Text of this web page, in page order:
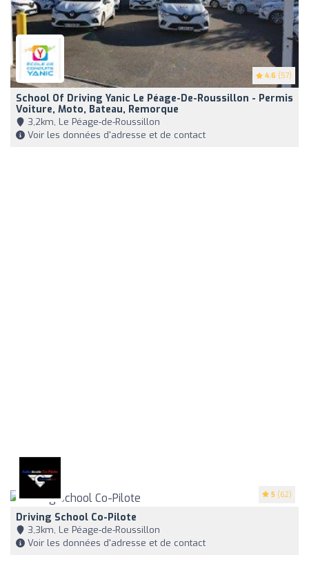
4.6 (57)
School Of Driving Yanic Le Péage-De-Roussillon - Permis
Voiture, Moto, Bateau, Remorque
3,2km, Le Péage-de-Roussillon
Voir les données d'adresse et de contact
5 (62)
Driving School Co-Pilote
3,3km, Le Péage-de-Roussillon
Voir les données d'adresse et de contact